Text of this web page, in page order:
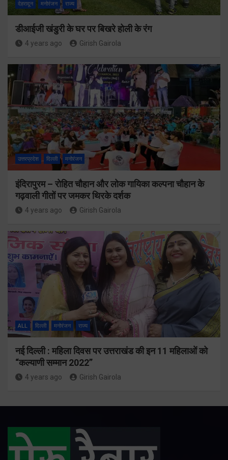
देहरादून मनोरंजन राज्य
डीआईजी खंडुरी के घर पर बिखरे होली के रंग
4 years ago Girish Gairola
उत्तरप्रदेश दिल्ली मनोरंजन
इंदिरापुरम – रोहित चौहान और लोक गायिका कल्पना चौहान के
गढ़वाली गीतों पर जमकर थिरके दर्शक
4 years ago Girish Gairola
ALL दिल्ली मनोरंजन राज्य
नई दिल्ली : महिला दिवस पर उत्तराखंड की इन 11 महिलाओं को
“कल्याणी सम्मान 2022”
4 years ago Girish Gairola